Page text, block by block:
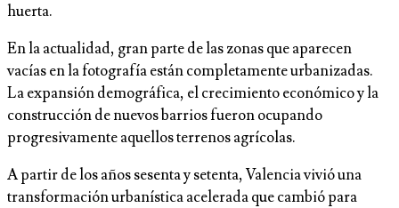
huerta.
En la actualidad, gran parte de las zonas que aparecen
vacías en la fotografía están completamente urbanizadas.
La expansión demográfica, el crecimiento económico y la
construcción de nuevos barrios fueron ocupando
progresivamente aquellos terrenos agrícolas.
A partir de los años sesenta y setenta, Valencia vivió una
transformación urbanística acelerada que cambió para